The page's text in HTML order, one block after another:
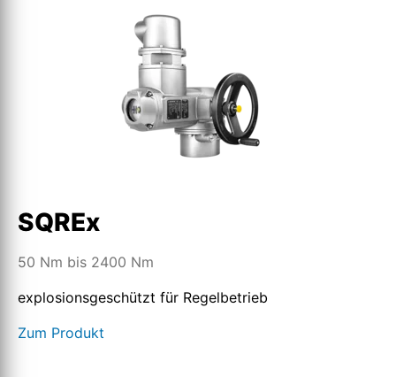
SQREx
50 Nm bis 2400 Nm
explosionsgeschützt für Regelbetrieb
Zum Produkt